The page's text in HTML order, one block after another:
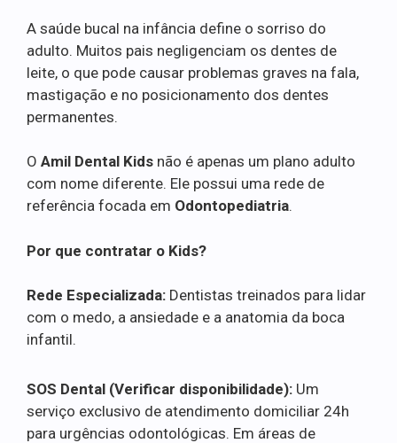
A saúde bucal na infância define o sorriso do
adulto. Muitos pais negligenciam os dentes de
leite, o que pode causar problemas graves na fala,
mastigação e no posicionamento dos dentes
permanentes.
O Amil Dental Kids não é apenas um plano adulto
com nome diferente. Ele possui uma rede de
referência focada em Odontopediatria.
Por que contratar o Kids?
Rede Especializada: Dentistas treinados para lidar
com o medo, a ansiedade e a anatomia da boca
infantil.
SOS Dental (Verificar disponibilidade): Um
serviço exclusivo de atendimento domiciliar 24h
para urgências odontológicas. Em áreas de